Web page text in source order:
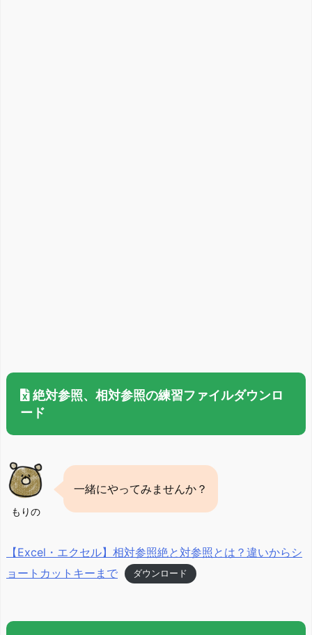
絶対参照、相対参照の練習ファイルダウンロ
ード
もりの
一緒にやってみませんか？
【Excel・エクセル】相対参照絶と対参照とは？違いからシ
ョートカットキーまで
ダウンロード